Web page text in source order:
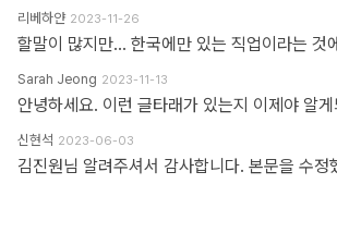
리베하얀 2023-11-26
Sarah Jeong 2023-11-13
신현석 2023-06-03
김진원님 알려주셔서 감사합니다. 본문을 수정